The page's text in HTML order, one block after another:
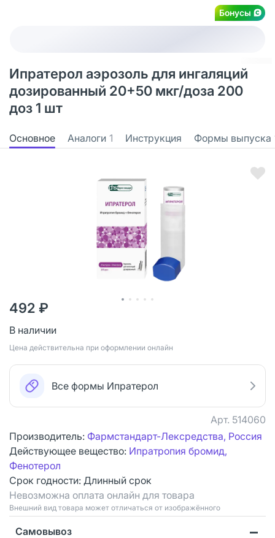
Бонусы
Ипратерол аэрозоль для ингаляций
дозированный 20+50 мкг/доза 200
доз 1 шт
Основное Аналоги 1 Инструкция Формы выпуска
492 ₽
В наличии
Цена действительна при оформлении онлайн
Все формы Ипратерол
Арт. 514060
Производитель: Фармстандарт-Лексредства, Россия
Действующее вещество: Ипратропия бромид,
Фенотерол
Срок годности: Длинный срок
Невозможна оплата онлайн для товара
Bнешний вид товара может отличаться от изображённого
Самовывоз